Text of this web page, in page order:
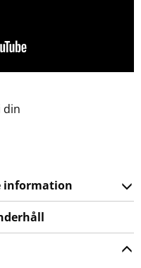
din
information